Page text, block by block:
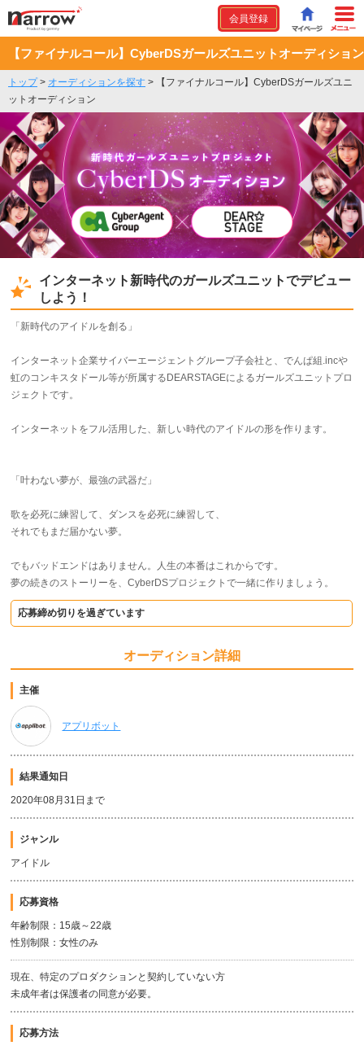
会員登録
【ファイナルコール】CyberDSガールズユニットオーディション
トップ> オーディションを探す >
【ファイナルコール】CyberDSガールズユニ
ットオーディション
インターネット新時代のガールズユニットでデビュー
しよう！
「新時代のアイドルを創る」
インターネット企業サイバーエージェントグループ子会社と、でんぱ組.incや
虹のコンキスタドール等が所属するDEARSTAGEによるガールズユニットプロ
ジェクトです。
インターネットをフル活用した、新しい時代のアイドルの形を作ります。
「叶わない夢が、最強の武器だ」
歌を必死に練習して、ダンスを必死に練習して、
それでもまだ届かない夢。
でもバッドエンドはありません。人生の本番はこれからです。
夢の続きのストーリーを、CyberDSプロジェクトで一緒に作りましょう。
応募締め切りを過ぎています
オーディション詳細
主催
アプリボット
結果通知日
2020年08月31日まで
ジャンル
アイドル
応募資格
年齢制限：15歳～22歳
性別制限：女性のみ
現在、特定のプロダクションと契約していない方
未成年者は保護者の同意が必要。
応募方法